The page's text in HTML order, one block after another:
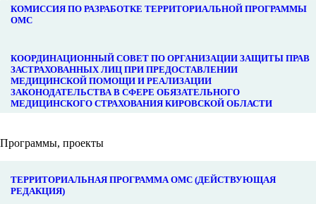
КОМИССИЯ ПО РАЗРАБОТКЕ ТЕРРИТОРИАЛЬНОЙ ПРОГРАММЫ
ОМС
КООРДИНАЦИОННЫЙ СОВЕТ ПО ОРГАНИЗАЦИИ ЗАЩИТЫ ПРАВ
ЗАСТРАХОВАННЫХ ЛИЦ ПРИ ПРЕДОСТАВЛЕНИИ
МЕДИЦИНСКОЙ ПОМОЩИ И РЕАЛИЗАЦИИ
ЗАКОНОДАТЕЛЬСТВА В СФЕРЕ ОБЯЗАТЕЛЬНОГО
МЕДИЦИНСКОГО СТРАХОВАНИЯ КИРОВСКОЙ ОБЛАСТИ
Программы, проекты
ТЕРРИТОРИАЛЬНАЯ ПРОГРАММА ОМС (ДЕЙСТВУЮЩАЯ
РЕДАКЦИЯ)